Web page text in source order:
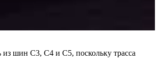
шин C3, C4 и C5, поскольку трасса